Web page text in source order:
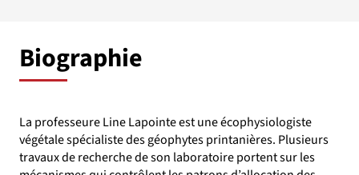
Biographie
La professeure Line Lapointe est une écophysiologiste
végétale spécialiste des géophytes printanières. Plusieurs
travaux de recherche de son laboratoire portent sur les